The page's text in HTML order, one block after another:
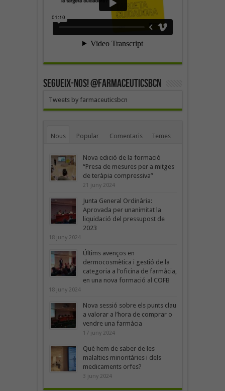
SEGUEIX-NOS! @farmaceuticsbcn
Tweets by farmaceuticsbcn
Nous Popular Comentaris Temes
Nova edició de la formació
“Presa de mesures per a mitges
de teràpia compressiva”
21 juny 2024
Junta General Ordinària:
Aprovada per unanimitat la
liquidació del pressupost de
2023
18 juny 2024
Últims avenços en
dermocosmètica i gestió de la
categoria a l’oficina de farmàcia,
en una nova formació al COFB
18 juny 2024
Nova sessió sobre els punts clau
a valorar a l’hora de comprar o
vendre una farmàcia
17 juny 2024
Què hem de saber de les
malalties minoritàries i dels
medicaments orfes?
3 juny 2024